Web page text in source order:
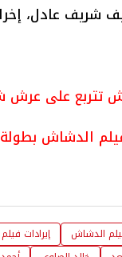
شريف عادل،
تتربع على عرش
الدشاش
الدشاش إيرادات